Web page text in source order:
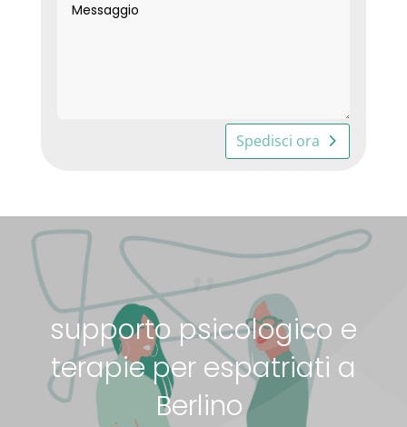
Spedisci ora
supporto psicologico e
terapie per espatriati a
Berlino